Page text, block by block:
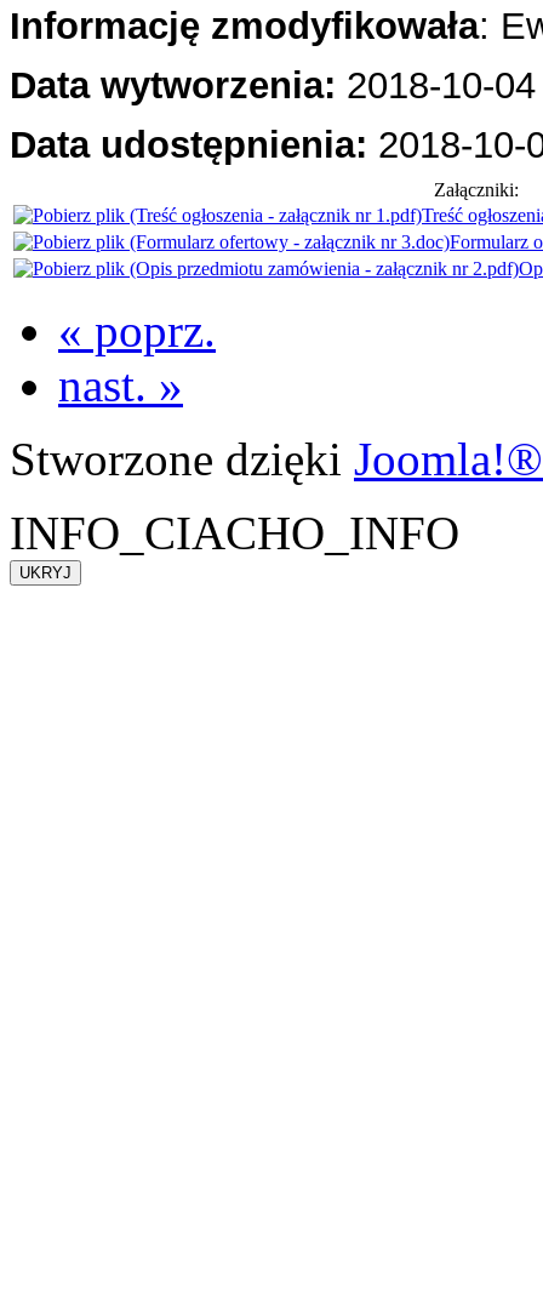
Informację zmodyfikowała:
Data wytworzenia: 2018-10-04
Data udostępnienia: 2018-10-
Załączniki:
Treść
Formularz
« poprz.
nast. »
Stworzone dzięki Joomla!®
INFO_CIACHO_INFO